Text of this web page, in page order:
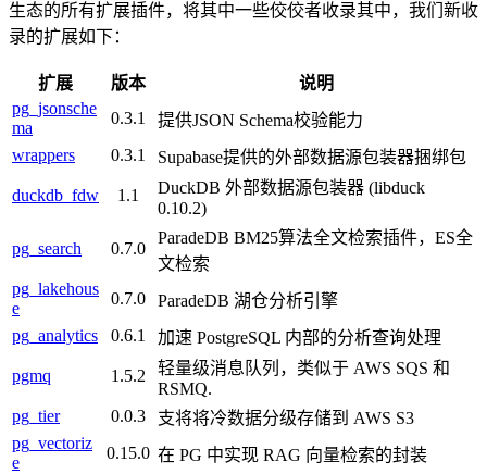
生态的所有扩展插件，将其中一些佼佼者收录其中，我们新收
录的扩展如下：
扩展 版本
说明
pg_jsonsche
ma
0.3.1
提供JSON Schema校验能力
wrappers
0.3.1 Supabase提供的外部数据源包装器捆绑包
duckdb_fdw 1.1
DuckDB 外部数据源包装器 (libduck
0.10.2)
pg_search 0.7.0
ParadeDB BM25算法全文检索插件，ES全
文检索
pg_lakehous
e
0.7.0
ParadeDB 湖仓分析引擎
pg_analytics
0.6.1 加速 PostgreSQL 内部的分析查询处理
pgmq 1.5.2
轻量级消息队列，类似于 AWS SQS 和
RSMQ.
pg_tier
0.0.3
支将将冷数据分级存储到 AWS S3
pg_vectoriz
e
0.15.0 在 PG 中实现 RAG 向量检索的封装